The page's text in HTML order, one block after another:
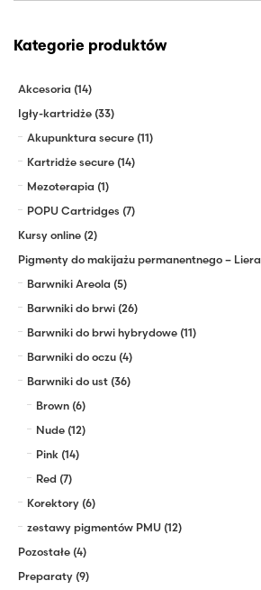
Kategorie produktów
Akcesoria (14)
Igły-kartridże (33)
Akupunktura secure (11)
Kartridże secure (14)
Mezoterapia (1)
POPU Cartridges (7)
Kursy online (2)
Pigmenty do makijażu permanentnego – Liera
Barwniki Areola (5)
Barwniki do brwi (26)
Barwniki do brwi hybrydowe (11)
Barwniki do oczu (4)
Barwniki do ust (36)
Brown (6)
Nude (12)
Pink (14)
Red (7)
Korektory (6)
zestawy pigmentów PMU (12)
Pozostałe (4)
Preparaty (9)